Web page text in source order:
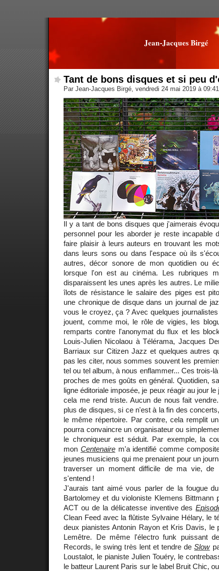
Jean-Jacques Birgé
Tant de bons disques et si peu
Par Jean-Jacques Birgé, vendredi 24 mai 2019 à
Il y a tant de bons disques que j'aimerais
personnel pour les aborder je reste incapable
faire plaisir à leurs auteurs en trouvant les
dans leurs sons ou dans l'espace où ils
autres, décor sonore de mon quotidien ou
lorsque l'on est au cinéma. Les rubriques
disparaissent les unes après les autres. Le
îlots de résistance le salaire des piges est
une chronique de disque dans un journal de
vous le croyez, ça ? Avec quelques
jouent, comme moi, le rôle de vigies, les
remparts contre l'anonymat du flux et les
Louis-Julien Nicolaou à Télérama, Jacques
Barriaux sur Citizen Jazz et quelques autres
pas les citer, nous sommes souvent les
tel ou tel album, à nous enflammer... Ces trois-
proches de mes goûts en général. Quotidien,
ligne éditoriale imposée, je peux réagir au jour
cela me rend triste. Aucun de nous fait
plus de disques, si ce n'est à la fin des
le même répertoire. Par contre, cela remplit
pourra convaincre un organisateur ou
le chroniqueur est séduit. Par exemple, la
mon Centenairem'a identifié comme
jeunes musiciens qui me prenaient pour un
traverser un moment difficile de ma vie, de
s'entend !
J'aurais tant aimé vous parler de la fougue
Bartolomey et du violoniste Klemens Bittmann
ACT ou de la délicatesse inventive des
Clean Feed avec la flûtiste Sylvaine Hélary, le
deux pianistes Antonin Rayon et Kris Davis, le
Lemêtre. De même l'électro funk puissant
Records, le swing très lent et tendre deSlow
Loustalot, le pianiste Julien Touéry, le
le batteur Laurent Paris sur le label Bruit Chic,